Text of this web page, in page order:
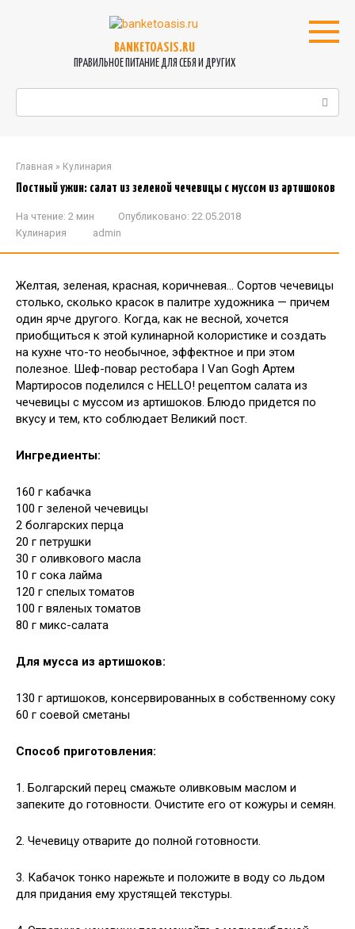
BANKETOASIS.RU
ПРАВИЛЬНОЕ ПИТАНИЕ ДЛЯ СЕБЯ И ДРУГИХ
Главная » Кулинария
Постный ужин: салат из зеленой чечевицы с муссом из артишоков
На чтение: 2 мин Опубликовано: 22.05.2018
Кулинария
admin
Желтая, зеленая, красная, коричневая… Сортов чечевицы
столько, сколько красок в палитре художника — причем
один ярче другого. Когда, как не весной, хочется
приобщиться к этой кулинарной колористике и создать
на кухне что-то необычное, эффектное и при этом
полезное. Шеф-повар рестобара I Van Gogh Артем
Мартиросов поделился с HELLO! рецептом салата из
чечевицы с муссом из артишоков. Блюдо придется по
вкусу и тем, кто соблюдает Великий пост.
Ингредиенты:
160 г кабачка
100 г зеленой чечевицы
2 болгарских перца
20 г петрушки
30 г оливкового масла
10 г сока лайма
120 г спелых томатов
100 г вяленых томатов
80 г микс-салата
Для мусса из артишоков:
130 г артишоков, консервированных в собственному соку
60 г соевой сметаны
Способ приготовления:
1. Болгарский перец смажьте оливковым маслом и
запеките до готовности. Очистите его от кожуры и семян.
2. Чечевицу отварите до полной готовности.
3. Кабачок тонко нарежьте и положите в воду со льдом
для придания ему хрустящей текстуры.